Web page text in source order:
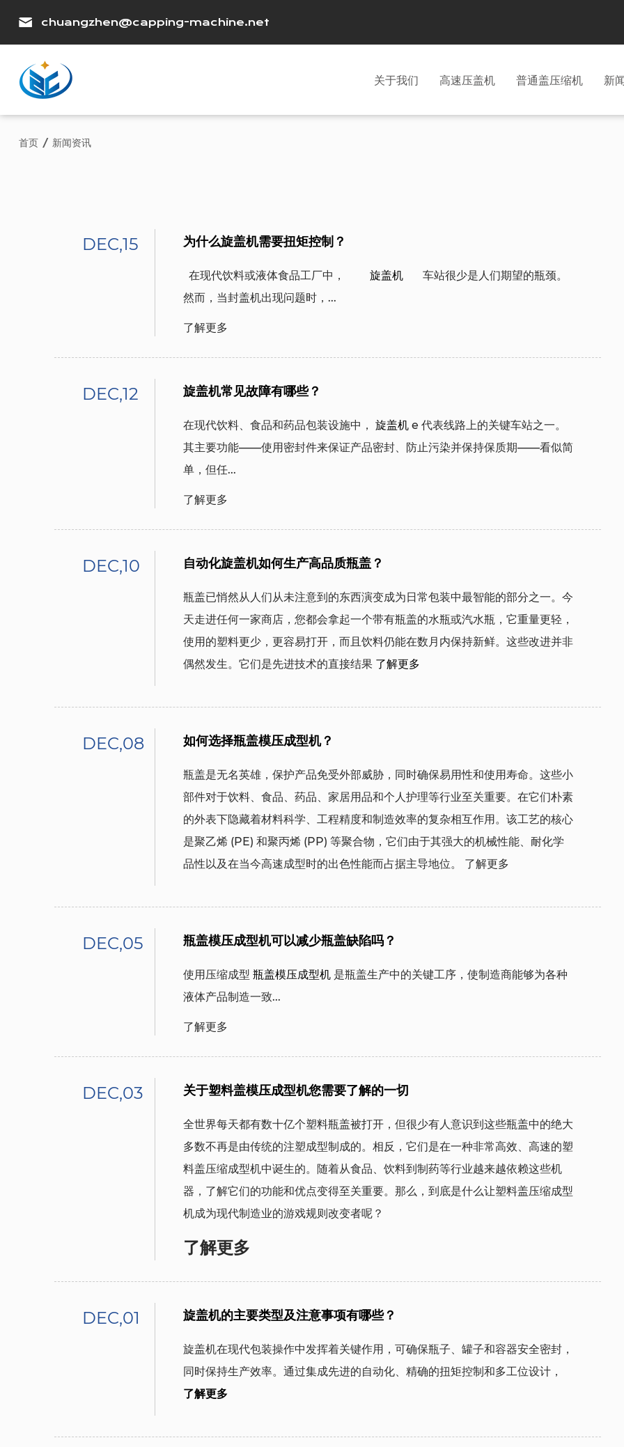
chuangzhen@capping-machine.net
关于我们 高速压盖机 普通盖压缩机 新
首页 / 新闻资讯
DEC,15 为什么旋盖机需要扭矩控制？
  在现代饮料或液体食品工厂中，
    旋盖机
  车站很少是人们期望的瓶颈。
然而，当封盖机出现问题时，...
了解更多
DEC,12 旋盖机常见故障有哪些？
在现代饮料、食品和药品包装设施中，旋盖机e 代表线路上的关键车站之一。
其主要功能——使用密封件来保证产品密封、防止污染并保持保质期——看似简
单，但任...
了解更多
DEC,10 自动化旋盖机如何生产高品质瓶盖？
瓶盖已悄然从人们从未注意到的东西演变成为日常包装中最智能的部分之一。今
天走进任何一家商店，您都会拿起一个带有瓶盖的水瓶或汽水瓶，它重量更轻，
使用的塑料更少，更容易打开，而且饮料仍能在数月内保持新鲜。这些改进并非
偶然发生。它们是先进技术的直接结果 了解更多
DEC,08 如何选择瓶盖模压成型机？
瓶盖是无名英雄，保护产品免受外部威胁，同时确保易用性和使用寿命。这些小
部件对于饮料、食品、药品、家居用品和个人护理等行业至关重要。在它们朴素
的外表下隐藏着材料科学、工程精度和制造效率的复杂相互作用。该工艺的核心
是聚乙烯 (PE) 和聚丙烯 (PP) 等聚合物，它们由于其强大的机械性能、耐化学
品性以及在当今高速成型时的出色性能而占据主导地位。 了解更多
DEC,05 瓶盖模压成型机可以减少瓶盖缺陷吗？
使用压缩成型瓶盖模压成型机 是瓶盖生产中的关键工序，使制造商能够为各种
液体产品制造一致...
了解更多
DEC,03 关于塑料盖模压成型机您需要了解的一切
全世界每天都有数十亿个塑料瓶盖被打开，但很少有人意识到这些瓶盖中的绝大
多数不再是由传统的注塑成型制成的。相反，它们是在一种非常高效、高速的塑
料盖压缩成型机中诞生的。随着从食品、饮料到制药等行业越来越依赖这些机
器，了解它们的功能和优点变得至关重要。那么，到底是什么让塑料盖压缩成型
机成为现代制造业的游戏规则改变者呢？
了解更多
DEC,01 旋盖机的主要类型及注意事项有哪些？
旋盖机在现代包装操作中发挥着关键作用，可确保瓶子、罐子和容器安全密封，
同时保持生产效率。通过集成先进的自动化、精确的扭矩控制和多工位设计，
了解更多